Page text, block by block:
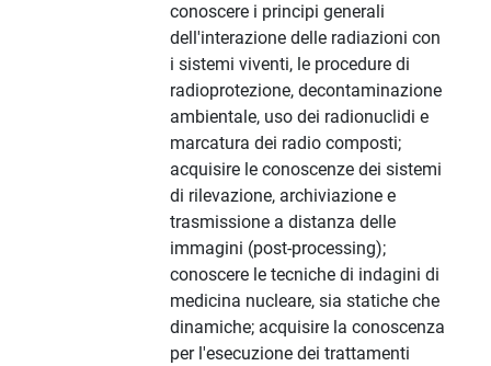
conoscere i principi generali
dell'interazione delle radiazioni con
i sistemi viventi, le procedure di
radioprotezione, decontaminazione
ambientale, uso dei radionuclidi e
marcatura dei radio composti;
acquisire le conoscenze dei sistemi
di rilevazione, archiviazione e
trasmissione a distanza delle
immagini (post-processing);
conoscere le tecniche di indagini di
medicina nucleare, sia statiche che
dinamiche; acquisire la conoscenza
per l'esecuzione dei trattamenti